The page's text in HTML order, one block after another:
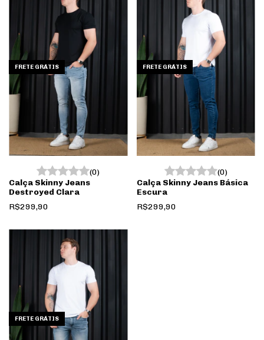
FRETE GRÁTIS
(0)
Calça Skinny Jeans
Destroyed Clara
R$299,90
FRETE GRÁTIS
(0)
Calça Skinny Jeans Básica
Escura
R$299,90
FRETE GRÁTIS